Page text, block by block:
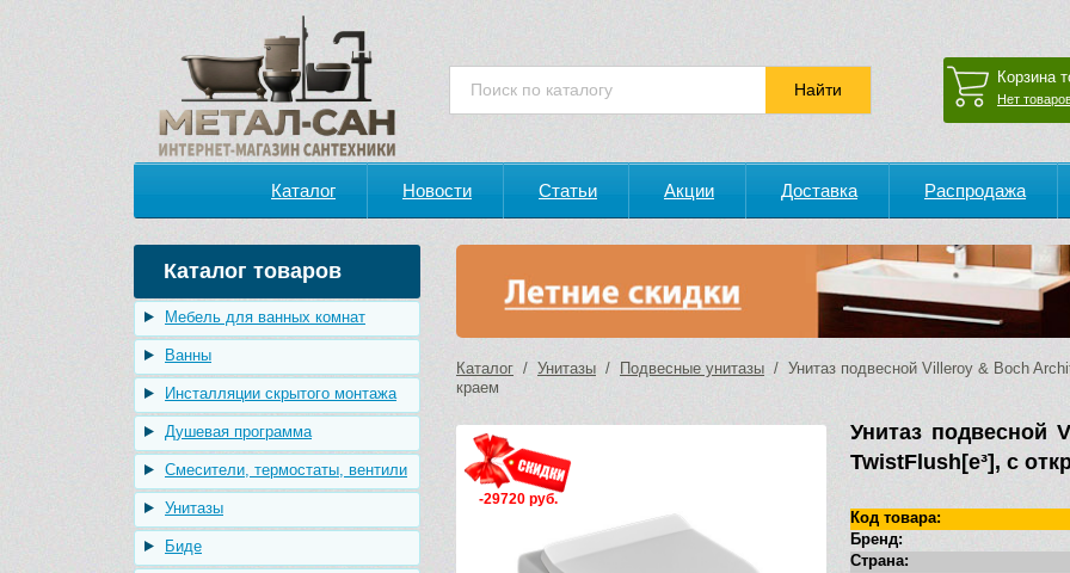
Корзина
Нет
Каталог Новости Статьи Акции Доставка Распродажа
Каталог товаров
Мебель для ванных комнат
Ванны
Инсталляции скрытого монтажа
Душевая программа
Смесители, термостаты, вентили
Унитазы
Биде
Каталог / Унитазы / Подвесные унитазы / Унитаз подвесной Villeroy & Boch
краем
-29720 руб.
Унитаз подвесной
TwistFlush[e³], с
Код товара:
Бренд:
Страна: